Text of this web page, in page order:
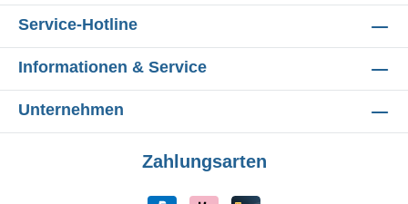
Service-Hotline
Informationen & Service
Unternehmen
Zahlungsarten